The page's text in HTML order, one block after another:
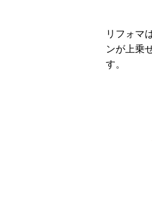
リフォマ
ンが上乗
す。